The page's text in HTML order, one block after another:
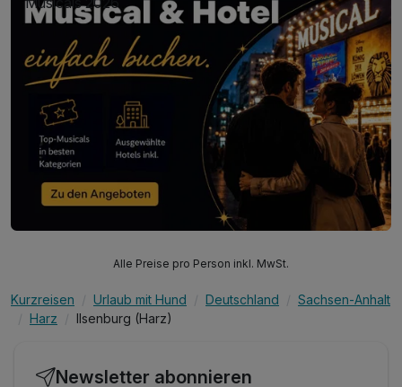
Alle Preise pro Person inkl. MwSt.
Kurzreisen Urlaub mit Hund Deutschland
Sachsen-Anhalt
Harz
Ilsenburg (Harz)
Newsletter abonnieren